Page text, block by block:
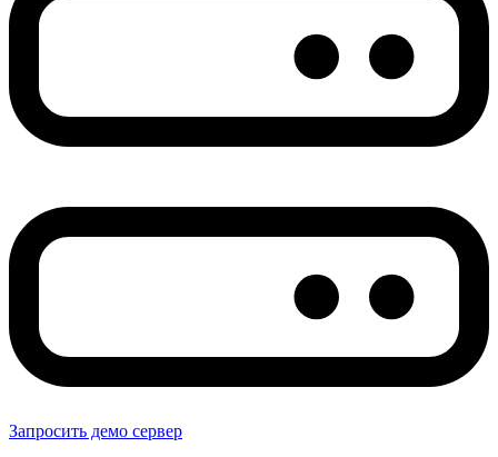
Запросить демо сервер